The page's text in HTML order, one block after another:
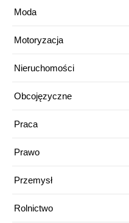
Moda
Motoryzacja
Nieruchomości
Obcojęzyczne
Praca
Prawo
Przemysł
Rolnictwo